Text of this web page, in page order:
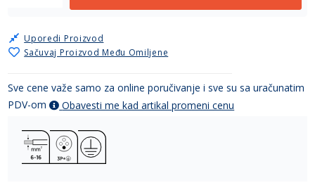
Sačuvaj Proizvod Među Omiljene
Uporedi Proizvod
Sve cene važe samo za online poručivanje i sve su sa uračunatim
PDV-om
Obavesti me kad artikal promeni cenu